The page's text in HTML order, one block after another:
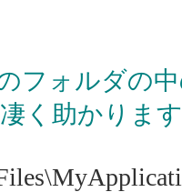
フォルダの
く助かりま